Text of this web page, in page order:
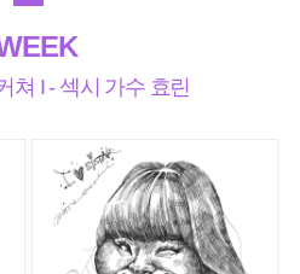
쳐 I - 섹시 가수 효린